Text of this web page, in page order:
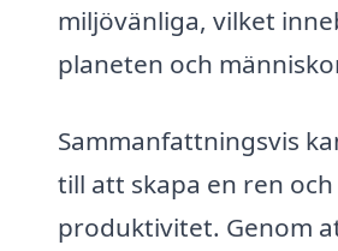
miljövänliga, vilket
planeten och
Sammanfattningsvis
till att skapa en ren
produktivitet. Genom